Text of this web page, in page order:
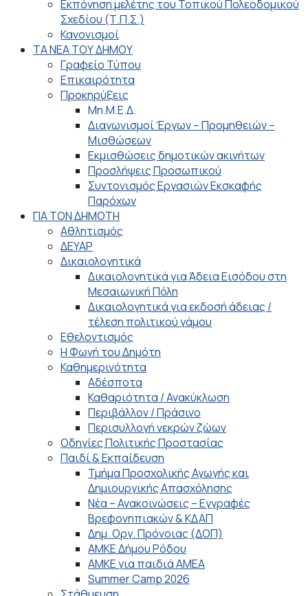
Εκπόνηση μελέτης του Τοπικού Πολεοδομικού
Σχεδίου (Τ.Π.Σ.)
Κανονισμοί
ΤΑ ΝΕΑ ΤΟΥ ΔΗΜΟΥ
Γραφείο Τύπου
Επικαιρότητα
Προκηρύξεις
Μη.Μ.Ε.Δ.
Διαγωνισμοί Έργων – Προμηθειών –
Μισθώσεων
Εκμισθώσεις δημοτικών ακινήτων
Προσλήψεις Προσωπικού
Συντονισμός Εργασιών Εκσκαφής
Παρόχων
ΓΙΑ ΤΟΝ ΔΗΜΟΤΗ
Αθλητισμός
ΔΕΥΑΡ
Δικαιολογητικά
Δικαιολογητικά για Άδεια Εισόδου στη
Μεσαιωνική Πόλη
Δικαιολογητικά για εκδοσή άδειας /
τέλεση πολιτικού γάμου
Εθελοντισμός
Η Φωνή του Δημότη
Καθημερινότητα
Αδέσποτα
Καθαριότητα / Ανακύκλωση
Περιβάλλον / Πράσινο
Περισυλλογή νεκρών ζώων
Οδηγίες Πολιτικής Προστασίας
Παιδί & Εκπαίδευση
Τμήμα Προσχολικής Αγωγής και
Δημιουργικής Απασχόλησης
Νέα – Ανακοινώσεις – Εγγραφές
Βρεφονηπιακών & ΚΔΑΠ
Δημ. Οργ. Πρόνοιας (ΔΟΠ)
ΑΜΚΕ Δήμου Ρόδου
ΑΜΚΕ για παιδιά ΑΜΕΑ
Summer Camp 2026